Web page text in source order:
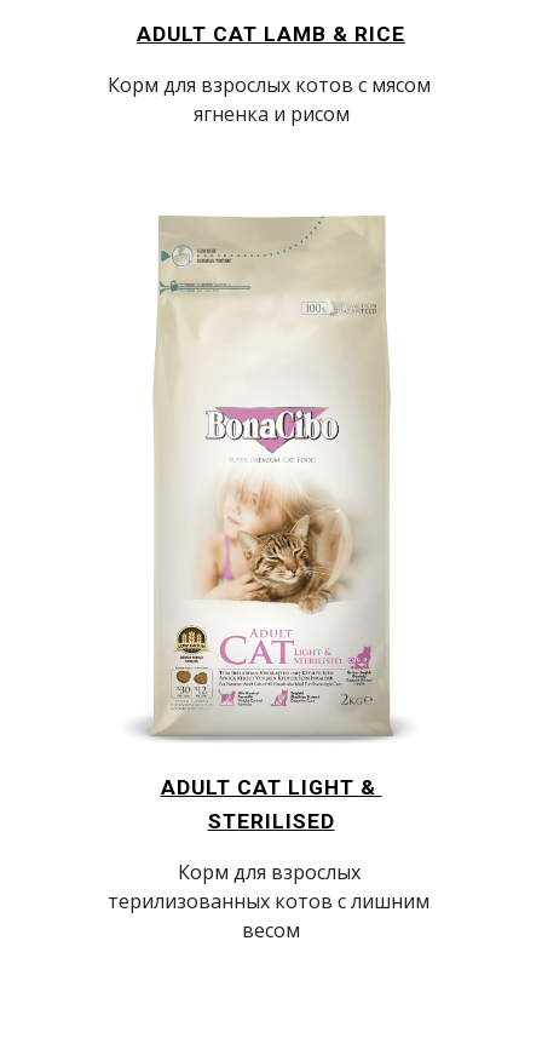
ADULT CAT LAMB & RICE
Корм для взрослых котов с мясом
ягненка и рисом
ADULT CAT LIGHT &
STERILISED
Корм для взрослых
терилизованных котов с лишним
весом